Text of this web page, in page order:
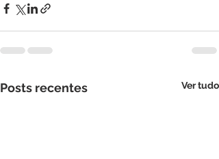
Posts recentes Ver tudo